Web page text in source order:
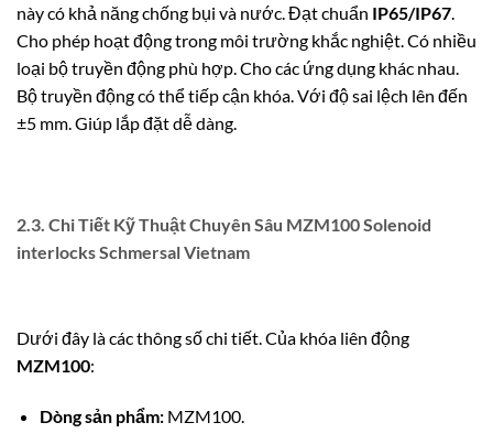
này có khả năng chống bụi và nước.Đạt chuẩn IP65/IP67.
Cho phép hoạt động trong môi trường khắc nghiệt. Có nhiều
loại bộ truyền động phù hợp. Cho các ứng dụng khác nhau.
Bộ truyền động có thể tiếp cận khóa.Với độ sai lệch lên đến
±5 mm.Giúp lắp đặt dễ dàng.
2.3. Chi Tiết Kỹ Thuật Chuyên Sâu MZM100 Solenoid
interlocks Schmersal Vietnam
Dưới đây là các thông số chi tiết. Của khóa liên động
MZM100:
Dòng sản phẩm:MZM100.